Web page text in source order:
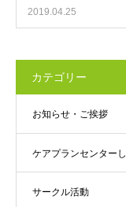
2019.04.25
カテゴリー
お知らせ・ご挨拶
ケアプランセンター
サークル活動